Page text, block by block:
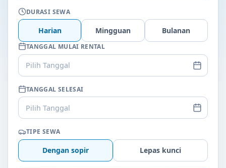
DURASI SEWA
Harian Mingguan Bulanan
TANGGAL MULAI RENTAL
Pilih Tanggal
TANGGAL SELESAI
Pilih Tanggal
TIPE SEWA
Dengan sopir Lepas kunci